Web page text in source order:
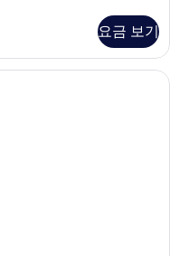
요금 보기
더블룸 또는 트윈룸 | 미니바,